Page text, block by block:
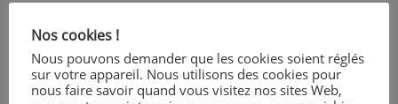
apporte son concours dans
différents domaines afin que l’année
scolaire se déroule au mieux pour
tous les jeunes.
Nos cookies !
Nous pouvons demander que les cookies soient réglés
sur votre appareil. Nous utilisons des cookies pour
nous faire savoir quand vous visitez nos sites Web,